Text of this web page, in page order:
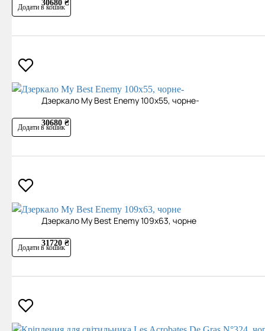
30680 ₴
Додати в кошик
Дзеркало My Best Enemy 100х55, чорне-
30680 ₴
Додати в кошик
Дзеркало My Best Enemy 109х63, чорне
31720 ₴
Додати в кошик